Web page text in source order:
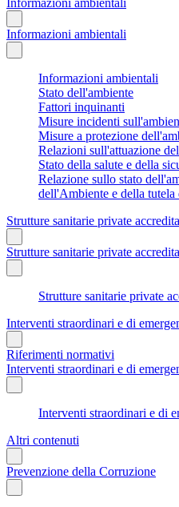
Informazioni ambientali
Informazioni ambientali
Stato dell'ambiente
Fattori inquinanti
Misure incidenti
Misure a protezione
Relazioni sull'attuazione
Stato della salute e della
Relazione sullo stato
dell'Ambiente e della
Strutture sanitarie private
Strutture sanitarie private
Strutture sanitarie private
Interventi straordinari e di
Riferimenti normativi
Interventi straordinari e di
Interventi straordinari e di
Altri contenuti
Prevenzione della Corruzione